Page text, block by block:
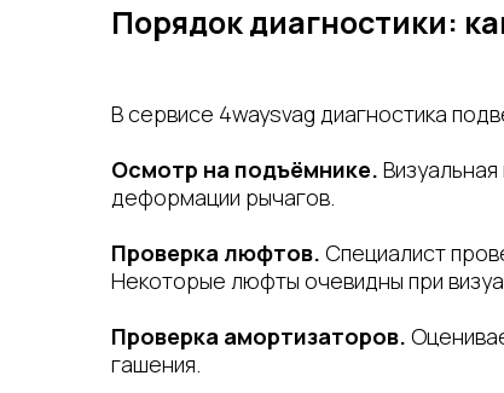
Порядок диагностики:
В сервисе 4waysvag диагностика
Осмотр на подъёмнике.
деформации рычагов.
Проверка люфтов. Специалист
Некоторые люфты очевидны при
Проверка амортизаторов.
гашения.